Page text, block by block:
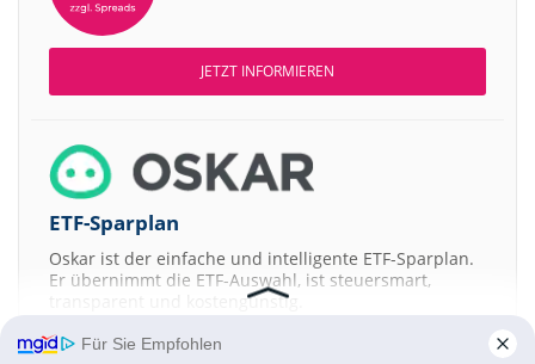
JETZT INFORMIEREN
ETF-Sparplan
Oskar ist der einfache und intelligente ETF-Sparplan.
Er übernimmt die ETF-Auswahl, ist steuersmart,
transparent und kostengünstig.
JETZT MEHR ERFAHREN
Für Sie Empfohlen